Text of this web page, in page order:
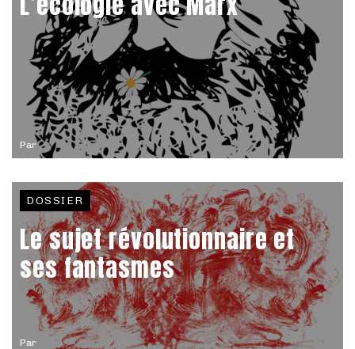
Par
Par
DOSSIER
Le sujet révolutionnaire et
ses fantasmes